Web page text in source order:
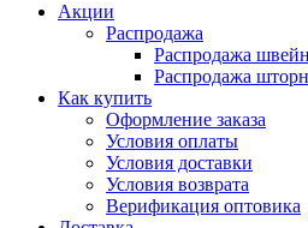
Акции
Распродажа
Распродажа
Распродажа
Как купить
Оформление заказа
Условия оплаты
Условия доставки
Условия возврата
Верификация оптовика